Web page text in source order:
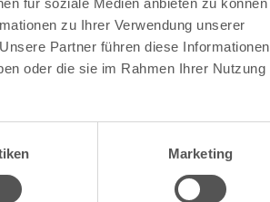
zu Ihrer Verwendung unserer
Partner führen diese Informationen
oder die sie im Rahmen Ihrer Nutzung
Marketing